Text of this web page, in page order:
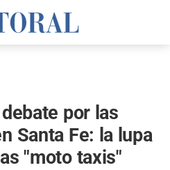
por las
Santa Fe: la lupa
"moto taxis"